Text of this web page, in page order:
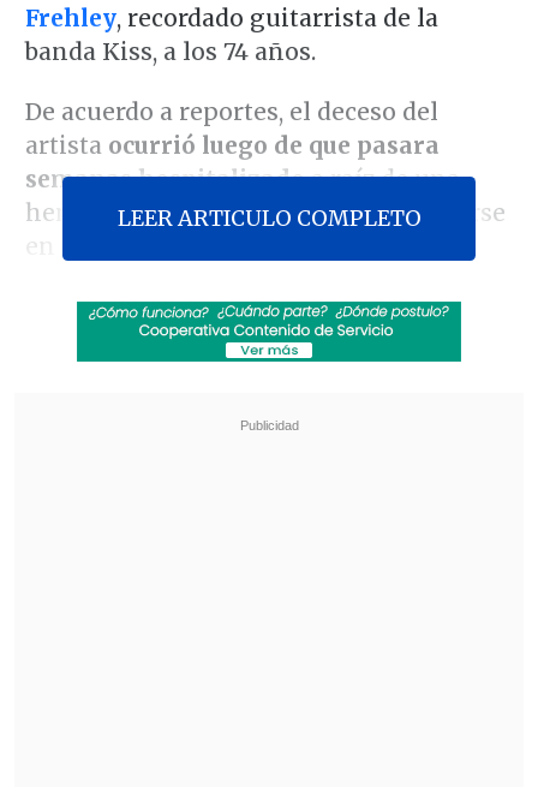
Frehley, recordado guitarrista de la
banda Kiss, a los 74 años.
De acuerdo a reportes, el deceso del
artista ocurrió luego de que pasara
semanas hospitalizadoa raíz de una
hemorragia cerebral, que sufrió al caerse
en su estudio.
Revisa también
Aclamada película italiana "Diamanti" llegó a
LEER ARTICULO COMPLETO